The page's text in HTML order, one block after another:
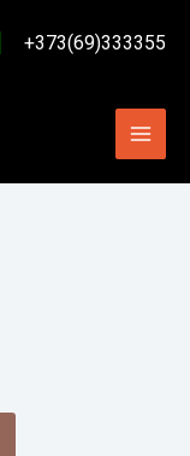
+373(69)333355